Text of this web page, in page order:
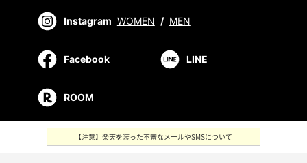
Instagram WOMEN / MEN
Facebook LINE
ROOM
【注意】楽天を装った不審なメールやSMSについて